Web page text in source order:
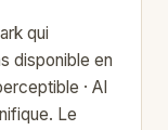
qui
disponible en
· AI
Le